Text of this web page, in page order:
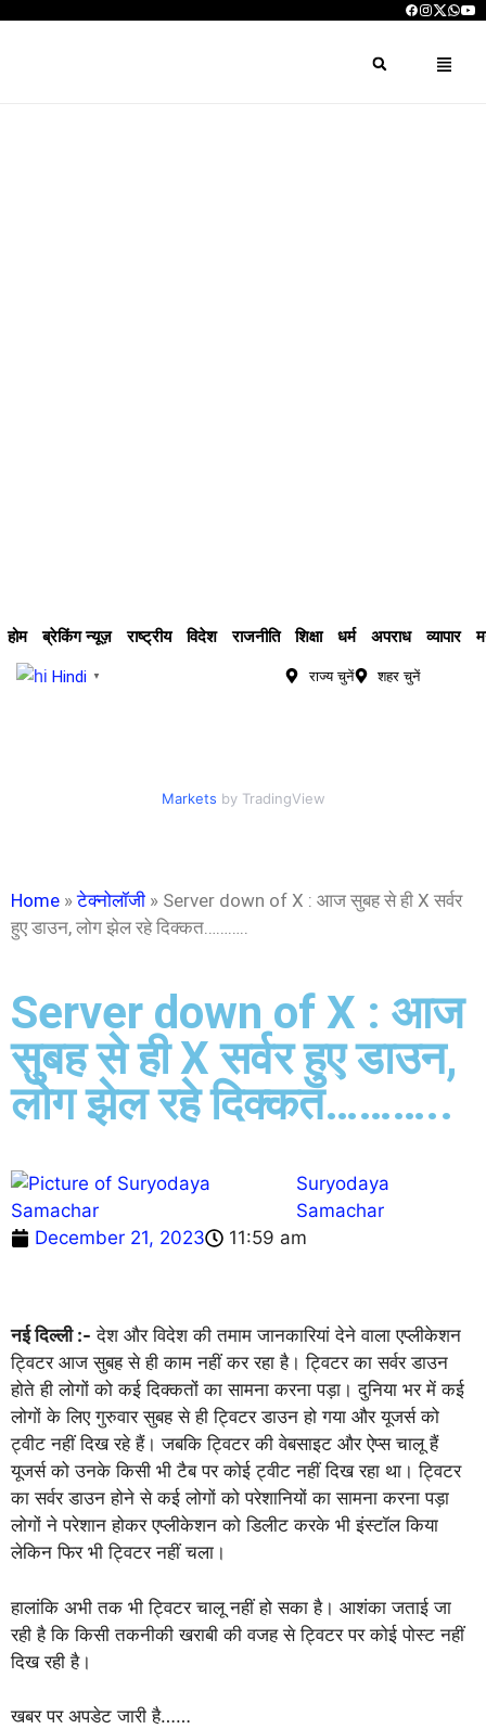
होम ब्रेकिंग न्यूज़ राष्ट्रीय विदेश राजनीति शिक्षा धर्म अपराध व्यापार
Hindi ▼ राज्य चुनें शहर चुनें
Markets by TradingView
Home » टेक्नोलॉजी » Server down of X : आज सुबह से ही X सर्वर
हुए डाउन, लोग झेल रहे दिक्कत………..
Server down of X : आज
सुबह से ही X सर्वर हुए डाउन,
लोग झेल रहे दिक्कत………..
Suryodaya
Samachar
December 21, 2023
11:59 am
नई दिल्ली :- देश और विदेश की तमाम जानकारियां देने वाला एप्लीकेशन
ट्विटर आज सुबह से ही काम नहीं कर रहा है। ट्विटर का सर्वर डाउन
होते ही लोगों को कई दिक्कतों का सामना करना पड़ा। दुनिया भर में कई
लोगों के लिए गुरुवार सुबह से ही ट्विटर डाउन हो गया और यूजर्स को
ट्वीट नहीं दिख रहे हैं। जबकि ट्विटर की वेबसाइट और ऐप्स चालू हैं
यूजर्स को उनके किसी भी टैब पर कोई ट्वीट नहीं दिख रहा था। ट्विटर
का सर्वर डाउन होने से कई लोगों को परेशानियों का सामना करना पड़ा
लोगों ने परेशान होकर एप्लीकेशन को डिलीट करके भी इंस्टॉल किया
लेकिन फिर भी ट्विटर नहीं चला।
हालांकि अभी तक भी ट्विटर चालू नहीं हो सका है। आशंका जताई जा
रही है कि किसी तकनीकी खराबी की वजह से ट्विटर पर कोई पोस्ट नहीं
दिख रही है।
खबर पर अपडेट जारी है……